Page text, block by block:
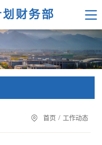
首页 / 工作动态